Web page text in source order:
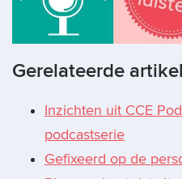
Gerelateerde
Inzichten uit CCE
podcastserie
Gefixeerd op de